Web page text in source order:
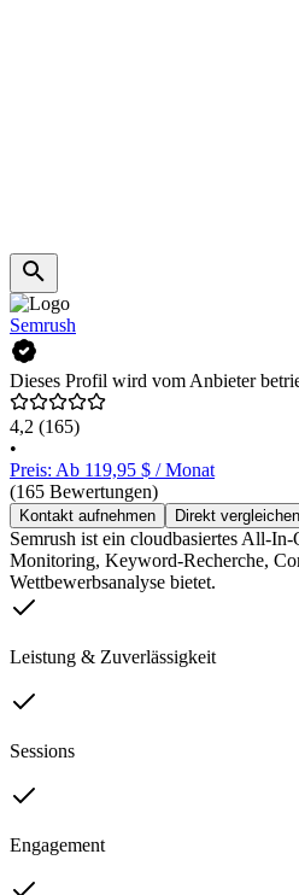
Semrush
Dieses Profil wird vom Anbieter
4,2 (165)
•
Preis: Ab 119,95 $ / Monat
(165 Bewertungen)
Kontakt aufnehmen Direkt vergleichen
Semrush ist ein cloudbasiertes All-
Monitoring, Keyword-Recherche,
Wettbewerbsanalyse bietet.
Leistung & Zuverlässigkeit
Sessions
Engagement